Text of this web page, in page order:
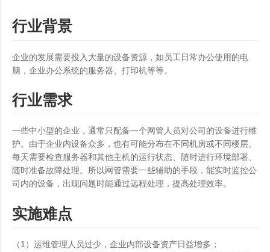
行业背景
企业的发展需要投入大量的设备资源，如员工日常办公使用的电
脑，企业办公系统的服务器、打印机等等。
行业需求
一些中小型的企业，通常只配备一个网管人员对公司的设备进行维
护。由于企业内设备众多，也有可能分布在不同机房或不同楼层。
每天需要检查服务器和其他主机的运行状态、随时进行环境部署、
随时准备故障处理。所以网管需要一些辅助的手段，能实时监控公
司内的设备，出现问题时能通过远程处理，提高处理效率。
实施难点
（1）运维管理人员过少，企业内部设备资产日益增多；